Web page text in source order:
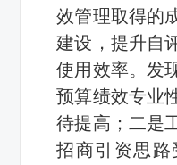
效管理取得的
建设，提升自
使用效率。发
预算绩效专业
待提高；二是
招商引资思